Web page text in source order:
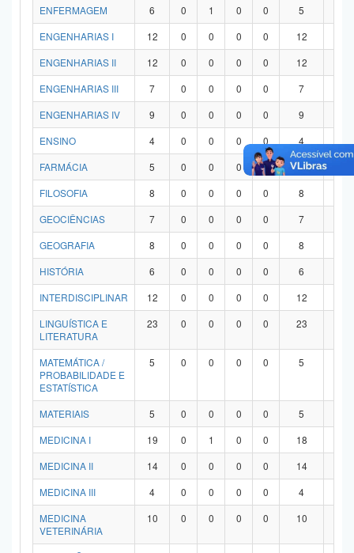
ENFERMAGEM
6 0 1 0 0 5
ENGENHARIAS I
12 0 0 0 0 12
ENGENHARIAS II
12 0 0 0 0 12
ENGENHARIAS III
7 0 0 0 0 7
ENGENHARIAS IV
9 0 0 0 0 9
ENSINO
4 0 0 0 0 4
FARMÁCIA
5 0 0 0 0 5
FILOSOFIA
8 0 0 0 0 8
GEOCIÊNCIAS
7 0 0 0 0 7
GEOGRAFIA
8 0 0 0 0 8
HISTÓRIA
6 0 0 0 0 6
INTERDISCIPLINAR
12 0 0 0 0 12
LINGUÍSTICA E
LITERATURA
23 0 0 0 0 23
MATEMÁTICA /
PROBABILIDADE E
ESTATÍSTICA
5 0 0 0 0 5
MATERIAIS 5 0 0 0 0 5
MEDICINA I
19 0 1 0 0 18
MEDICINA II
14 0 0 0 0 14
MEDICINA III
4 0 0 0 0 4
MEDICINA
VETERINÁRIA
10 0 0 0 0 10